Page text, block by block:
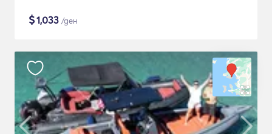
$1,033 /ден